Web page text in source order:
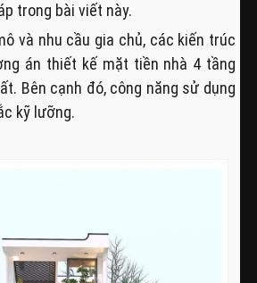
trong bài viết này.
và nhu cầu gia chủ, các kiến trúc
án thiết kế mặt tiền nhà 4 tầng
Bên cạnh đó, công năng sử dụng
kỹ lưỡng.